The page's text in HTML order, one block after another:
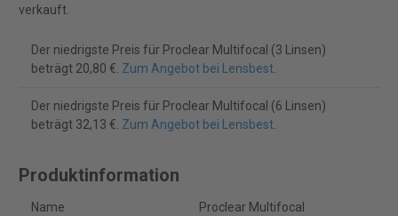
verkauft.
Der niedrigste Preis für Proclear Multifocal (3 Linsen)
beträgt 20,80 €. Zum Angebot bei Lensbest.
Der niedrigste Preis für Proclear Multifocal (6 Linsen)
beträgt 32,13 €. Zum Angebot bei Lensbest.
Produktinformation
Name Proclear Multifocal